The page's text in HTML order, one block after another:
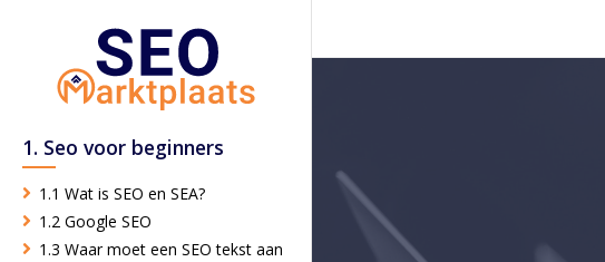
1. Seo voor beginners
1.1 Wat is SEO en SEA?
1.2 Google SEO
1.3 Waar moet een SEO tekst aan